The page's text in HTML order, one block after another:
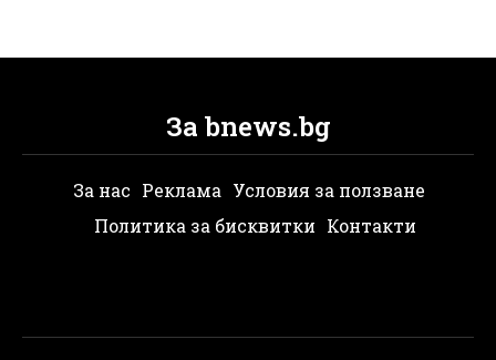
За bnews.bg
За нас Реклама Условия за ползване
Политика за бисквитки Контакти